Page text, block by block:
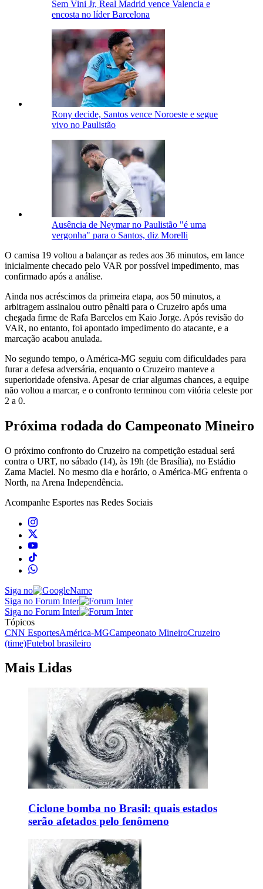
Sem Vini Jr, Real Madrid vence Valencia e
encosta no líder Barcelona
Rony decide, Santos vence Noroeste e segue
vivo no Paulistão
Ausência de Neymar no Paulistão "é uma
vergonha" para o Santos, diz Morelli
O camisa 19 voltou a balançar as redes aos 36 minutos, em lance
inicialmente checado pelo VAR por possível impedimento, mas
confirmado após a análise.
Ainda nos acréscimos da primeira etapa, aos 50 minutos, a
arbitragem assinalou outro pênalti para o Cruzeiro após uma
chegada firme de Rafa Barcelos em Kaio Jorge. Após revisão do
VAR, no entanto, foi apontado impedimento do atacante, e a
marcação acabou anulada.
No segundo tempo, o América-MG seguiu com dificuldades para
furar a defesa adversária, enquanto o Cruzeiro manteve a
superioridade ofensiva. Apesar de criar algumas chances, a equipe
não voltou a marcar, e o confronto terminou com vitória celeste por
2 a 0.
Próxima rodada do Campeonato Mineiro
O próximo confronto do Cruzeiro na competição estadual será
contra o URT, no sábado (14), às 19h (de Brasília), no Estádio
Zama Maciel. No mesmo dia e horário, o América-MG enfrenta o
North, na Arena Independência.
Acompanhe Esportes nas Redes Sociais
Siga no
Siga no Forum Inter
Siga no Forum Inter
Tópicos
CNN EsportesAmérica-MGCampeonato MineiroCruzeiro
(time)Futebol brasileiro
Mais Lidas
Ciclone bomba no Brasil: quais estados
serão afetados pelo fenômeno